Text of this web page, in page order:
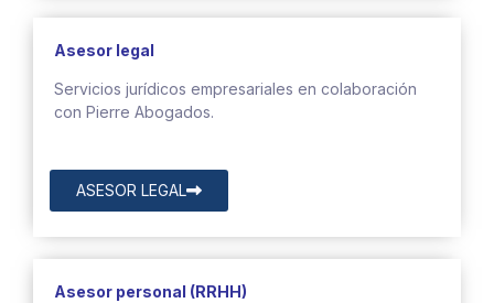
Asesor legal
Servicios jurídicos empresariales en colaboración
con Pierre Abogados.
ASESOR LEGAL
Asesor personal (RRHH)